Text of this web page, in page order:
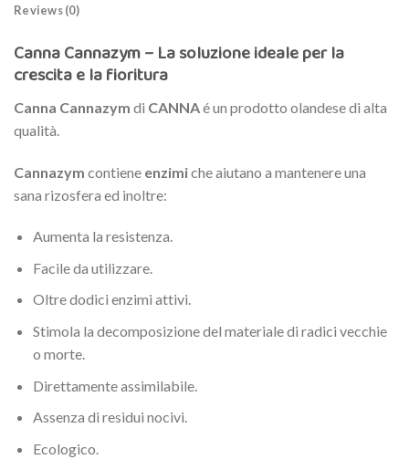
Reviews (0)
Canna Cannazym – La soluzione ideale per la
crescita e la fioritura
Canna Cannazym di CANNAé un prodotto olandese di alta
qualità.
Cannazym contiene enzimiche aiutano a mantenere una
sana rizosfera ed inoltre:
Aumenta la resistenza.
Facile da utilizzare.
Oltre dodici enzimi attivi.
Stimola la decomposizione del materiale di radici vecchie
o morte.
Direttamente assimilabile.
Assenza di residui nocivi.
Ecologico.